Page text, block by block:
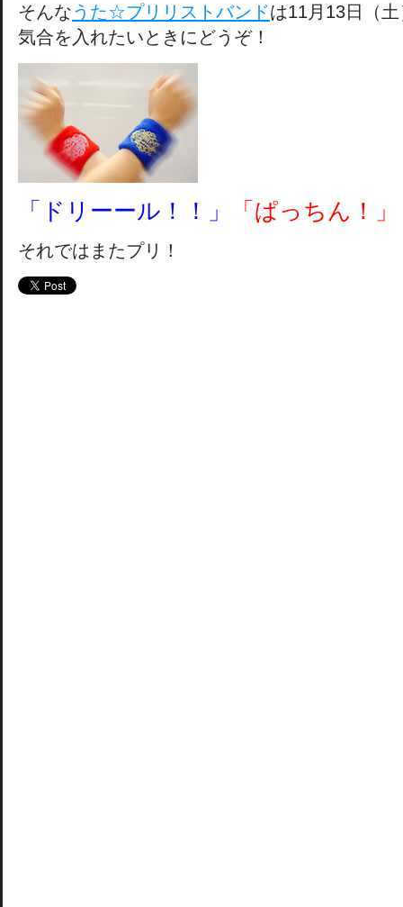
そんなうた☆プリリストバンドは11月13日（
気合を入れたいときにどうぞ！
「ドリーール！！」 「ぱっちん！」
それではまたプリ！